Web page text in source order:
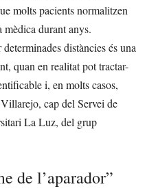
molts pacients normalitzen
mèdica durant anys.
distàncies és una
quan en realitat pot tractar-
i, en molts casos,
cap del Servei de
La Luz, del grup
de l’aparador”